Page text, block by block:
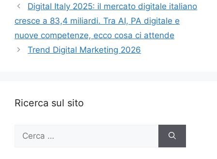
Digital Italy 2025: il mercato digitale italiano
cresce a 83,4 miliardi. Tra AI, PA digitale e
nuove competenze, ecco cosa ci attende
Trend Digital Marketing 2026
Ricerca sul sito
Ricerca